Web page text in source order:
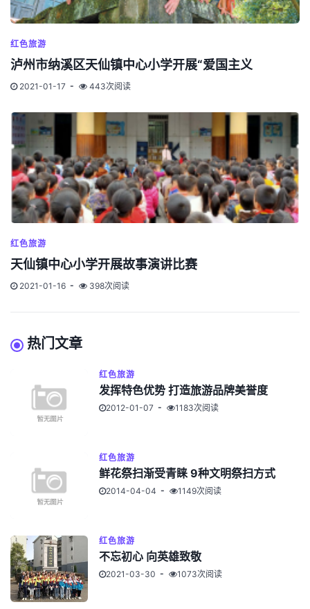
红色旅游
泸州市纳溪区天仙镇中心小学开展“爱国主义
2021-01-17 443次阅读
红色旅游
天仙镇中心小学开展故事演讲比赛
2021-01-16 398次阅读
热门文章
红色旅游
发挥特色优势 打造旅游品牌美誉度
2012-01-07 1183次阅读
红色旅游
鲜花祭扫渐受青睐 9种文明祭扫方式
2014-04-04 1149次阅读
红色旅游
不忘初心 向英雄致敬
2021-03-30 1073次阅读